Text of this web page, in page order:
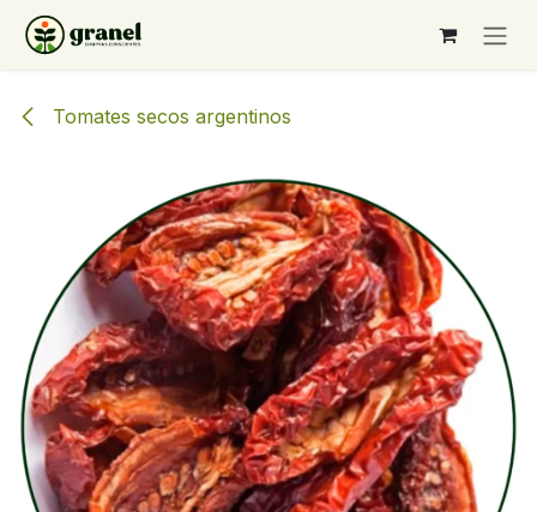
Ir al contenido
Tomates secos argentinos